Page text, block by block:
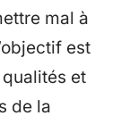
mal à
est
et
de la